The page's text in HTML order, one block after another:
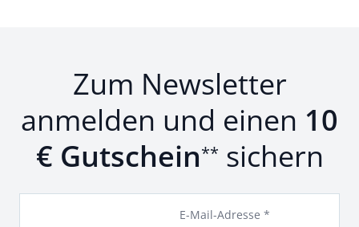
Zum Newsletter
anmelden und einen 10
€ Gutschein** sichern
E-Mail-Adresse *